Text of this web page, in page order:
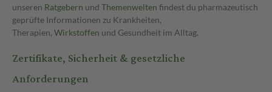
unseren Ratgebern und Themenwelten findest du pharmazeutisch
geprüfte Informationen zu Krankheiten,
Therapien, Wirkstoffen und Gesundheit im Alltag.
Zertifikate, Sicherheit & gesetzliche
Anforderungen